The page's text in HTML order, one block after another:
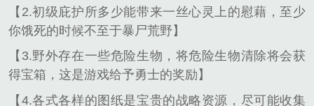
【2.初级庇护所多少能带来一丝心灵上的慰藉，至少
你饿死的时候不至于暴尸荒野】
【3.野外存在一些危险生物，将危险生物清除将会获
得宝箱，这是游戏给予勇士的奖励】
【4.各式各样的图纸是宝贵的战略资源，尽可能收集